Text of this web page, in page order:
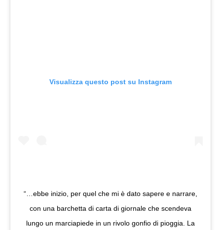
Visualizza questo post su Instagram
“…ebbe inizio, per quel che mi è dato sapere e narrare,
con una barchetta di carta di giornale che scendeva
lungo un marciapiede in un rivolo gonfio di pioggia. La